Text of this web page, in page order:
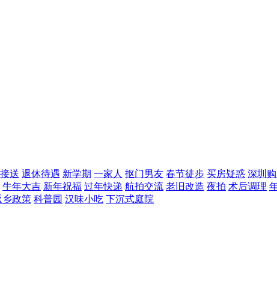
送 退休待遇 新学期 一家人 抠门男友 春节徒步 买房疑惑 深圳
牛年大吉 新年祝福 过年快递 航拍交流 老旧改造 夜拍 术后调理
乡政策 科普园 汉味小吃 下沉式庭院